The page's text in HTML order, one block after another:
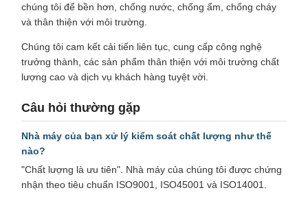
chúng tôi để bền hơn, chống nước, chống ẩm, chống cháy
và thân thiện với môi trường.
Chúng tôi cam kết cải tiến liên tục, cung cấp công nghệ
trưởng thành, các sản phẩm thân thiện với môi trường chất
lượng cao và dịch vụ khách hàng tuyệt vời.
Câu hỏi thường gặp
Nhà máy của bạn xử lý kiểm soát chất lượng như thế
nào?
"Chất lượng là ưu tiên". Nhà máy của chúng tôi được chứng
nhận theo tiêu chuẩn ISO9001, ISO45001 và ISO14001.